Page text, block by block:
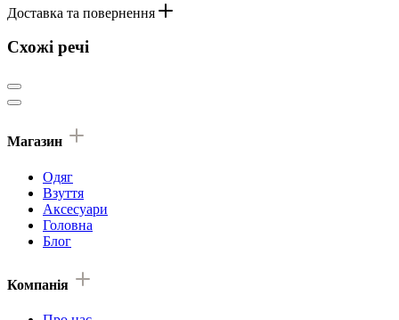
Доставка та повернення
Схожі речі
Магазин
Одяг
Взуття
Аксесуари
Головна
Блог
Компанія